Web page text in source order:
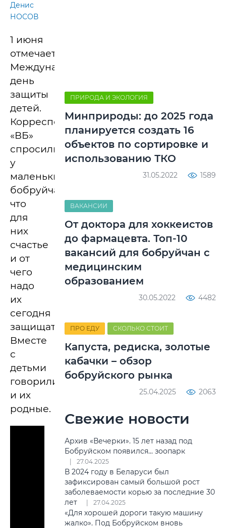
Денис
НОСОВ
1 июня
отмечается
Международный
день
защиты
детей.
Корреспонденты
«ВБ»
спросили
у
маленьких
бобруйчан,
что
для
них
счастье
и от
чего
надо
их
сегодня
защищать.
Вместе
с
детьми
говорили
и их
родные.
ПРИРОДА И ЭКОЛОГИЯ
Минприроды: до 2025 года
планируется создать 16
объектов по сортировке и
использованию ТКО
31.05.2022 1589
ВАКАНСИИ
От доктора для хоккеистов
до фармацевта. Топ-10
вакансий для бобруйчан с
медицинским
образованием
30.05.2022 4482
ПРО ЕДУ СКОЛЬКО СТОИТ
Капуста, редиска, золотые
кабачки – обзор
бобруйского рынка
25.04.2025 2063
Свежие новости
Архив «Вечерки». 15 лет назад под
Бобруйском появился... зоопарк
27.04.2025
В 2024 году в Беларуси был
зафиксирован самый большой рост
заболеваемости корью за последние 30
лет
27.04.2025
«Для хорошей дороги такую машину
жалко». Под Бобруйском вновь